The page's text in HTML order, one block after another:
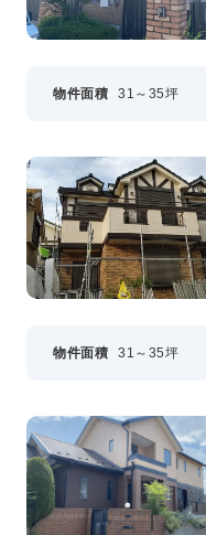
物件面積 31～35坪
物件面積 31～35坪